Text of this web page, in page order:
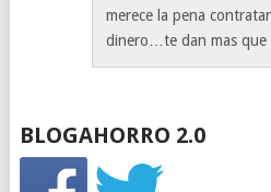
merece la pena
dinero…te dan mas que
BLOGAHORRO 2.0